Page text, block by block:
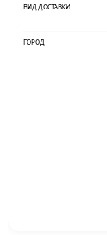
ВИД ДОСТАВКИ
ГОРОД